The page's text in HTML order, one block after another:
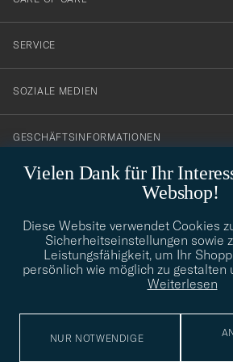
Vielen Dank für Ihr
Webshop!
Diese Website verwendet Cookies
Sicherheitseinstellungen sowie
Leistungsfähigkeit, um Ihr
persönlich wie möglich zu gestalten
Weiterlesen
NUR NOTWENDIGE
vårt
nyhetsbrev!
SERVICE
SOZIALE MEDIEN
GESCHÄFTSINFORMATIONEN
info@careofcarl.de
Benötigen Sie Hilfe bei der Suche nach
Wenden Sie sich an uns, wir helfen Ihnen